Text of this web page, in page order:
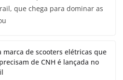
que chega para dominar as
marca de scooters elétricas que
de CNH é lançada no